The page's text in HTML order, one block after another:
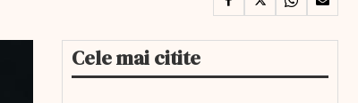
Cele mai citite